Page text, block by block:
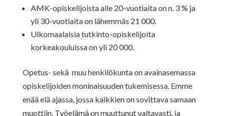
AMK-opiskelijoista alle 20-vuotiaita on n. 3 % ja
yli 30-vuotiaita on lähemmäs 21 000.
Ulkomaalaisia tutkinto-opiskelijoita
korkeakouluissa on yli 20 000.
Opetus- sekä muu henkilökunta on avainasemassa
opiskelijoiden moninaisuuden tukemisessa. Emme
enää elä ajassa, jossa kaikkien on sovittava samaan
muottiin. Työelämä on muuttunut valtavasti, ja